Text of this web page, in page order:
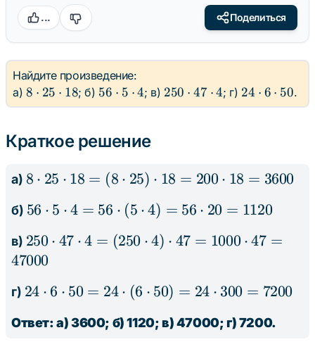
... Поделиться
Найдите произведение:
а) 8
\cdot
\cdot
8 ⋅ 25 ⋅ 18; б) 56
\cdot
\cdot
56 ⋅ 5 ⋅ 4; в) 250
\cdot
250 ⋅ 47 ⋅ 4; г) 24
\cdot
24 ⋅ 6 ⋅ 50.
Краткое решение
а) 8
25
\cdot
18 =
(8
\cdot
\cdot
8 ⋅ 25 ⋅ 18 = (8 ⋅ 25) ⋅ 18 = 200 ⋅ 18 = 3600
б) 56
5
\cdot
4 =
56
\cdot
56 ⋅ 5 ⋅4 = 56 ⋅ (5 ⋅ 4) = 56 ⋅ 20 = 1120
в) 250
\cdot
\cdot
(250
250 ⋅ 47 ⋅ 4 = (250 ⋅ 4) ⋅ 47 = 1000 ⋅ 47 =
47000
г) 24
6
24 ⋅ 6 ⋅ 50 = 24 ⋅ (6 ⋅ 50) = 24 ⋅ 300 = 7200
Ответ: а) 3600; б) 1120; в) 47000; г) 7200.